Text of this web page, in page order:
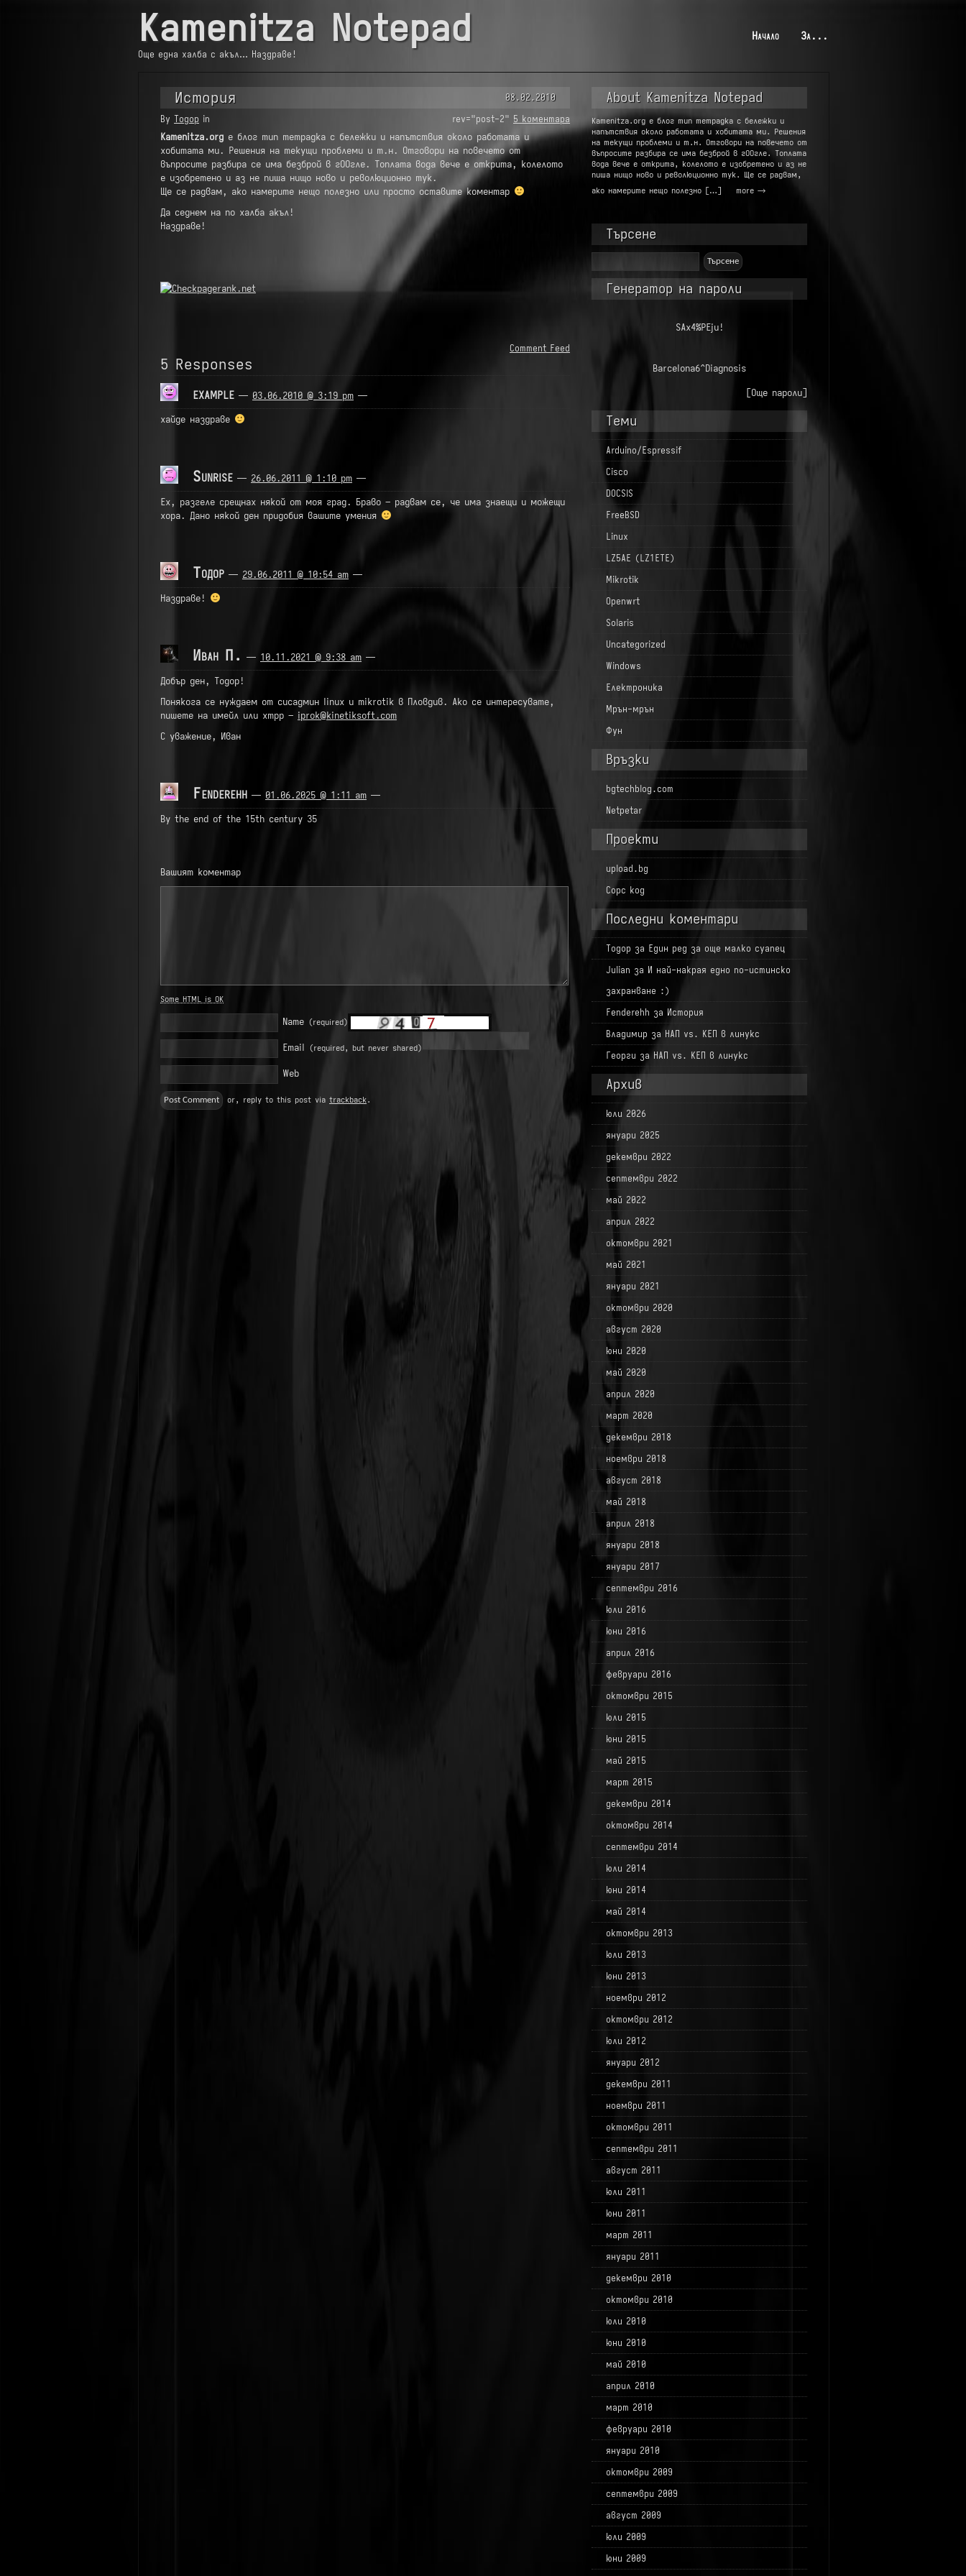
Kamenitza Notepad
Още една халба с акъл… Наздраве!
Начало За...
История
08.02.2010
By Тодор in rev="post-2" 5 коментара
Kamenitza.org е блог тип тетрадка с бележки и напътствия около работата и
хобитата ми. Решения на текущи проблеми и т.н. Отговори на повечето от
въпросите разбира се има безброй в гООгле. Топлата вода вече е открита, колелото
е изобретено и аз не пиша нищо ново и революционно тук.
Ще се радвам, ако намерите нещо полезно или просто оставите коментар
Да седнем на по халба акъл!
Наздраве!
Comment Feed
5 Responses
example — 03.06.2010 @ 3:19 pm —
хайде наздраве
Sunrise — 26.06.2011 @ 1:10 pm —
Ех, разгеле срещнах някой от моя град. Браво – радвам се, че има знаещи и можещи
хора. Дано някой ден придобия вашите умения
Тодор — 29.06.2011 @ 10:54 am —
Наздраве!
Иван П. — 10.11.2021 @ 9:38 am —
Добър ден, Тодор!
Понякога се нуждаем от сисадмин linux и mikrotik в Пловдив. Ако се интересувате,
пишете на имейл или xmpp – iprok@kinetiksoft.com
С уважение, Иван
Fenderehh — 01.06.2025 @ 1:11 am —
By the end of the 15th century 35
Вашият коментар
Some HTML is OK
Name (required)
Email (required, but never shared)
Web
or, reply to this post via trackback.
About Kamenitza Notepad
Kamenitza.org е блог тип тетрадка с бележки и
напътствия около работата и хобитата ми. Решения
на текущи проблеми и т.н. Отговори на повечето от
въпросите разбира се има безброй в гООгле. Топлата
вода вече е открита, колелото е изобретено и аз не
пиша нищо ново и революционно тук. Ще се радвам,
ако намерите нещо полезно […]
more →
Търсене
за:
Генератор на пароли
SAx4%PEju!
Barcelona6^Diagnosis
[Още пароли]
Теми
Arduino/Espressif
Cisco
DOCSIS
FreeBSD
Linux
LZ5AE (LZ1ETE)
Mikrotik
Openwrt
Solaris
Uncategorized
Windows
Електроника
Мрън-мрън
Фун
Връзки
bgtechblog.com
Netpetar
Проекти
upload.bg
Сорс код
Последни коментари
Тодор за Един ред за още малко суапец
Julian за И най-накрая едно по-истинско
захранване :)
Fenderehh за История
Владимир за НАП vs. КЕП в линукс
Георги за НАП vs. КЕП в линукс
Архив
юли 2026
януари 2025
декември 2022
септември 2022
май 2022
април 2022
октомври 2021
май 2021
януари 2021
октомври 2020
август 2020
юни 2020
май 2020
април 2020
март 2020
декември 2018
ноември 2018
август 2018
май 2018
април 2018
януари 2018
януари 2017
септември 2016
юли 2016
юни 2016
април 2016
февруари 2016
октомври 2015
юли 2015
юни 2015
май 2015
март 2015
декември 2014
октомври 2014
септември 2014
юли 2014
юни 2014
май 2014
октомври 2013
юли 2013
юни 2013
ноември 2012
октомври 2012
юли 2012
януари 2012
декември 2011
ноември 2011
октомври 2011
септември 2011
август 2011
юли 2011
юни 2011
март 2011
януари 2011
декември 2010
октомври 2010
юли 2010
юни 2010
май 2010
април 2010
март 2010
февруари 2010
януари 2010
октомври 2009
септември 2009
август 2009
юли 2009
юни 2009